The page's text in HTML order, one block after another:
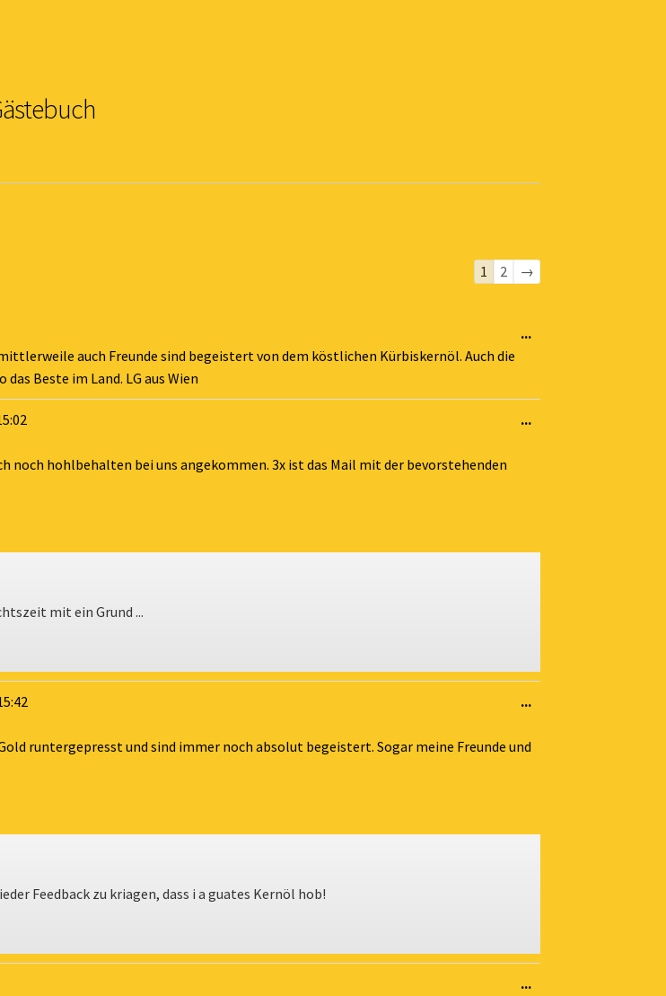
Navigation
1 2
→
auch Freunde sind begeistert von dem köstlichen Kürbiskernöl. Auch die
Beste im Land. LG aus Wien
...Diese
noch hohlbehalten bei uns angekommen. 3x ist das Mail mit der bevorstehenden
mit ein Grund ...
...Diese
runtergepresst und sind immer noch absolut begeistert. Sogar meine Freunde und
Feedback zu kriagen, dass i a guates Kernöl hob!
...Diese
ein-/ausblenden.
...Diese